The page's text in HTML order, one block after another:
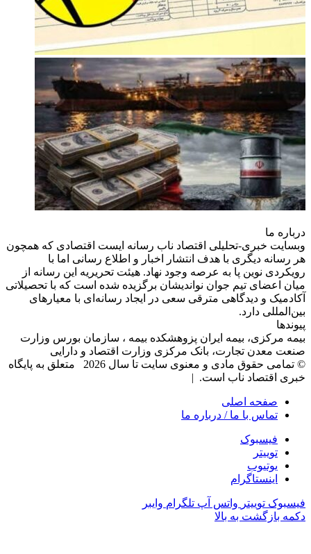
درباره‌ ما
وبسایت خبری-تحلیلی اقتصاد ناب رسانه‌ ایست اقتصادی که همچون
هر رسانه دیگری با هدف انتشار اخبار و اطلاع رسانی اما با
رویکردی نوین پا به عرصه وجود نهاد. هیئت تحریریه این رسانه از
میان اعضای تیم جوان نواندیشان برگزیده شده است که با تحصیلاتی
آکادمیک و دیدگاهی‌ مترقی سعی در ایجاد رسانه‌ای با معیار‌های
بین‌المللی دارد.
پیوندها
بیمه مرکزی، بیمه ایران پزوهشکده بیمه ، سازمان بورس وزارت
صنعت معدن تجارت، بانک مرکزی وزارت اقتصاد و دارایی
© تمامی حقوق مادی و معنوی سایت تا سال 2026 متعلق به پایگاه
خبری اقتصاد ناب است. |
صفحه اصلی
تماس با ما / درباره ما
فیسبوک
توییتر
یوتیوب
اینستاگرام
فیسبوک توییتر واتس آپ تلگرام وایبر
دکمه بازگشت به بالا